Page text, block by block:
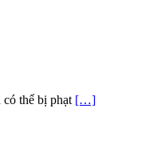
thể bị phạt […]